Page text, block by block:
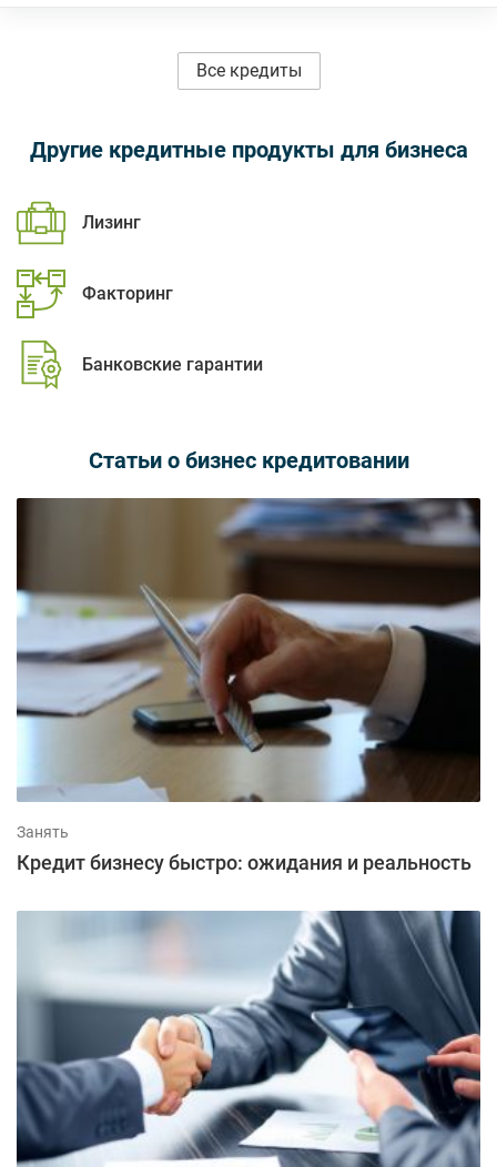
Все кредиты
Другие кредитные продукты для бизнеса
Лизинг
Факторинг
Банковские гарантии
Статьи о бизнес кредитовании
Занять
Кредит бизнесу быстро: ожидания и реальность